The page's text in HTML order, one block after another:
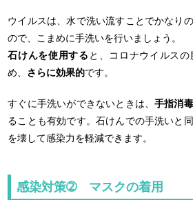
ウイルスは、水で洗い流すことでかなり
ので、こまめに手洗いを行いましょう。
石けんを使用する と、コロナウイルス
め、 さらに効果的です。
すぐに手洗いができないときは、手指消
ることも有効です。石けんでの手洗いと
を壊して感染力を軽減できます。
感染対策➁ マスクの着用